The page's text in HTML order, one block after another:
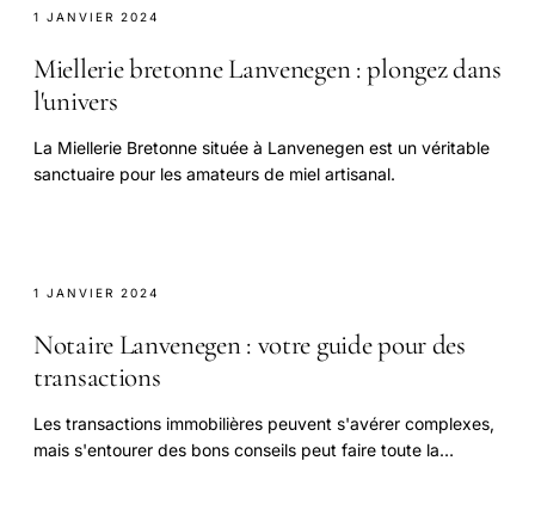
1 JANVIER 2024
Miellerie bretonne Lanvenegen : plongez dans
l'univers
La Miellerie Bretonne située à Lanvenegen est un véritable
sanctuaire pour les amateurs de miel artisanal.
1 JANVIER 2024
Notaire Lanvenegen : votre guide pour des
transactions
Les transactions immobilières peuvent s'avérer complexes,
mais s'entourer des bons conseils peut faire toute la